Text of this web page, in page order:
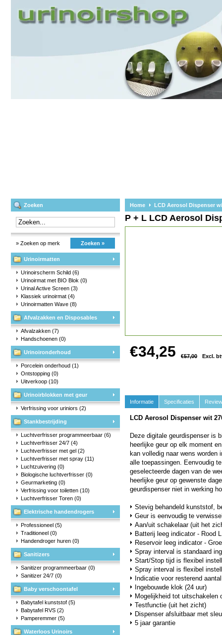
Zoeken
» Zoeken op merk Zoeken »
Urinoirmatten
Urinoirscherm Schild (6)
Urinoirmat met BIO Blok (0)
Urinal Active Screen (3)
Klassiek urinoirmat (4)
Urinoirmatten Wave (8)
Afvalzakken en Disposables
Afvalzakken (7)
Handschoenen (0)
Urinoironderhoud
Porcelein onderhoud (1)
Ontstopping (0)
Uitverkoop (10)
Urinoirblokken met geur
Verfrissing voor uriniors (2)
Stankbestrijding
Luchtverfrisser programmeerbaar (6)
Luchtverfrisser 24/7 (4)
Luchtverfrisser met gel (2)
Luchtverfrisser met spray (11)
Luchtzuivering (0)
Biologische luchtverfrisser (0)
Geurmarketing (0)
Verfrissing voor toiletten (10)
Luchtverfrisser Toren (0)
Elektrische handendrogers
Professioneel (5)
Traditioneel (0)
Handendroger huren (0)
Sanitizers
Sanitizer programmeerbaar (0)
Sanitizer 24/7 (0)
Baby verschoontafel
Babytafel kunststof (5)
Babytafel RVS (2)
Pamperemmer (5)
Waterloos Urinoirs
Home LCD Aerosol Dispenser
P + L LCD Aerosol
€34,25 €57,00 Excl.
Informatie Specificaties
LCD Aerosol Dispenser wit
Deze digitale geurdispenser is
heerlijke geur op elk moment
kan volledig naar wens
alle toepassingen. Eenvoudig
geselecteerde dagen van de
heerlijke geur op gewenste
geurdispenser niet in werking
Stevig behandeld kunststof,
Geur is eenvoudig te
Aan/uit schakelaar (uit het
Batterij leeg indicator - Rood
Reservoir leeg indicator -
Spray interval is standaard
Start/Stop tijd is flexibel
Spray interval is flexibel
Indicatie voor resterend
Ingebouwde klok (24 uur)
Mogelijkheid tot uitschakelen
Testfunctie (uit het zicht)
Dispenser afsluitbaar met
5 jaar garantie